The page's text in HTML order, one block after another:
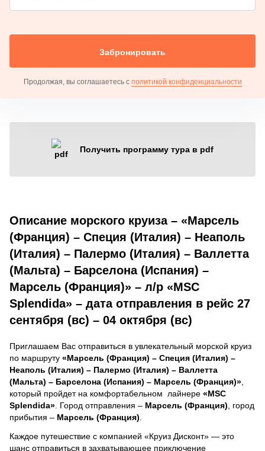
Забронировать
Продолжая, вы соглашаетесь с политикой конфиденциальности
Получить программу тура в pdf
Описание морского круиза – «Марсель
(Франция) – Специя (Италия) – Неаполь
(Италия) – Палермо (Италия) – Валлетта
(Мальта) – Барселона (Испания) –
Марсель (Франция)» – л/р «MSC
Splendida» – дата отправления в рейс 27
сентября (вс) – 04 октября (вс)
Приглашаем Вас отправиться в увлекательный морской круиз
по маршруту «Марсель (Франция) – Специя (Италия) –
Неаполь (Италия) – Палермо (Италия) – Валлетта
(Мальта) – Барселона (Испания) – Марсель (Франция)»
который пройдет на комфортабельном лайнере «MSC
Splendida» . Город отправления – Марсель (Франция) , город
прибытия – Марсель (Франция)
Каждое путешествие с компанией «Круиз Дисконт» — это
шанс отправиться в захватывающее приключение